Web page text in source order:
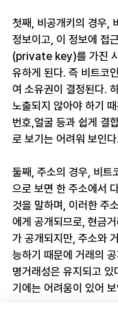
첫째, 비공개키의 경우,
정보이고, 이 정보에 접
(private key)를 가진
유하게 된다. 즉 비트코
여 소유권이 결정된다.
노출되지 않아야 하기
번호,얼굴 등과 쉽게 결
로 보기는 어려워 보인다.
둘째, 주소의 경우, 비트
으로 보면 한 주소에서
것을 말하며, 이러한 주
에게 공개되므로, 현금
가 공개되지만, 주소와
능하기 때문에 거래의
명거래성은 유지되고
기에는 어려움이 있어